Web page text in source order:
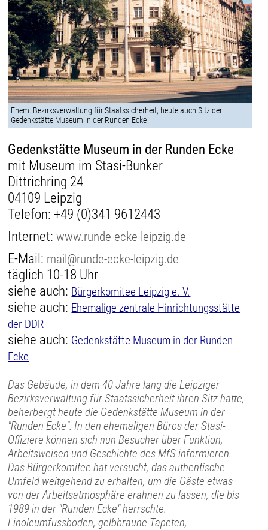
Ehem. Bezirksverwaltung für Staatssicherheit, heute auch Sitz der
Gedenkstätte Museum in der Runden Ecke
Gedenkstätte Museum in der Runden Ecke
mit Museum im Stasi-Bunker
Dittrichring 24
04109 Leipzig
Telefon: +49 (0)341 9612443
Internet:www.runde-ecke-leipzig.de
E-Mail: mail@runde-ecke-leipzig.de
täglich 10-18 Uhr
siehe auch: Bürgerkomitee Leipzig e. V.
siehe auch: Ehemalige zentrale Hinrichtungsstätte
der DDR
siehe auch: Gedenkstätte Museum in der Runden
Ecke
Das Gebäude, in dem 40 Jahre lang die Leipziger
Bezirksverwaltung für Staatssicherheit ihren Sitz hatte,
beherbergt heute die Gedenkstätte Museum in der
"Runden Ecke". In den ehemaligen Büros der Stasi-
Offiziere können sich nun Besucher über Funktion,
Arbeitsweisen und Geschichte des MfS informieren.
Das Bürgerkomitee hat versucht, das authentische
Umfeld weitgehend zu erhalten, um die Gäste etwas
von der Arbeitsatmosphäre erahnen zu lassen, die bis
1989 in der "Runden Ecke" herrschte.
Linoleumfussboden, gelbbraune Tapeten,